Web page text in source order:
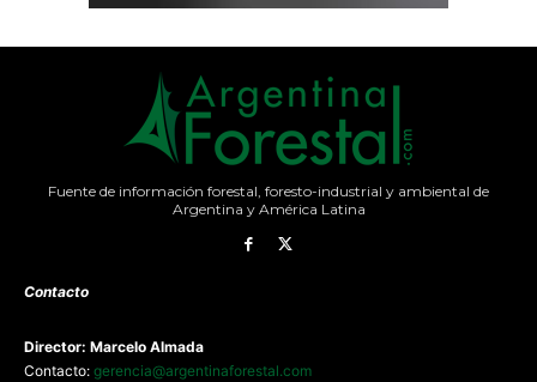
Fuente de información forestal, foresto-industrial y ambiental de
Argentina y América Latina
Contacto
Director: Marcelo Almada
Contacto: gerencia@argentinaforestal.com